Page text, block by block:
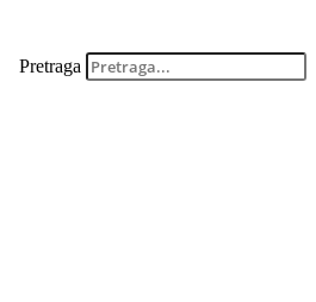
Pretraga